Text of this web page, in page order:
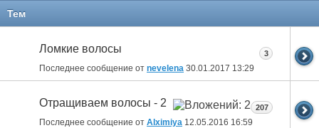
Тем
Ломкие волосы
Последнее сообщение от nevelena 30.01.2017 13:29
3
Отращиваем волосы - 2
Последнее сообщение от Alximiya 12.05.2016 16:59
207